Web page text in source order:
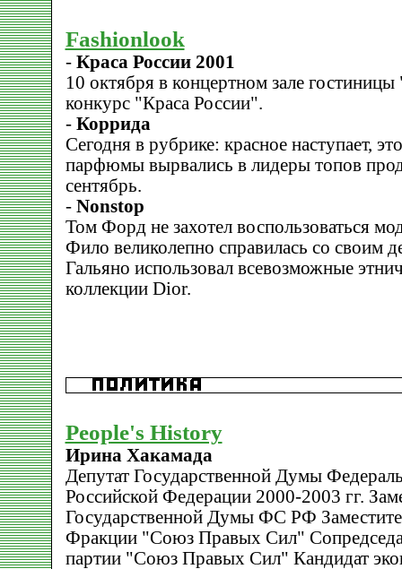
Fashionlook
- Краса России 2001
10 октября в концертном зале
конкурс "Краса России".
- Коррида
Сегодня в рубрике: красное наступает,
парфюмы вырвались в лидеры топов
сентябрь.
- Nonstop
Том Форд не захотел воспользоваться
Фило великолепно справилась со своим
Гальяно использовал всевозможные
коллекции Dior.
People's History
Ирина Хакамада
Депутат Государственной Думы
Российской Федерации 2000-2003 гг.
Государственной Думы ФС РФ
Фракции "Союз Правых Сил"
партии "Союз Правых Сил" Кандидат